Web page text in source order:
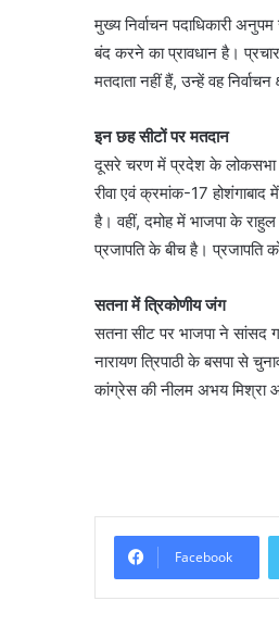
मुख्य निर्वाचन पदाधिकारी
बंद करने का प्रावधान है।
मतदाता नहीं हैं, उन्हें वह
इन छह सीटों पर मतदान
दूसरे चरण में प्रदेश के
रीवा एवं क्रमांक-17
है। वहीं, दमोह में भाजपा के
प्रजापति के बीच है। प्रजापति
सतना में त्रिकोणीय जंग
सतना सीट पर भाजपा ने सांसद
नारायण त्रिपाठी के बसपा से
कांग्रेस की नीलम अभय मिश्रा
Facebook